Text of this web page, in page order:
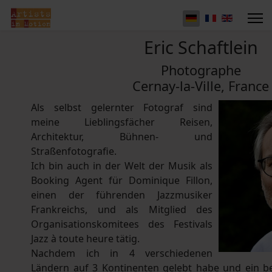
Eric Schaftlein
Photographe
Cernay-la-Ville, France
Als selbst gelernter Fotograf sind
meine Lieblingsfächer Reisen,
Architektur, Bühnen- und
Straßenfotografie.
Ich bin auch in der Welt der Musik als
Booking Agent für Dominique Fillon,
einen der führenden Jazzmusiker
Frankreichs, und als Mitglied des
Organisationskomitees des Festivals
Jazz à toute heure tätig.
Nachdem ich in 4 verschiedenen
Ländern auf 3 Kontinenten gelebt habe und ein